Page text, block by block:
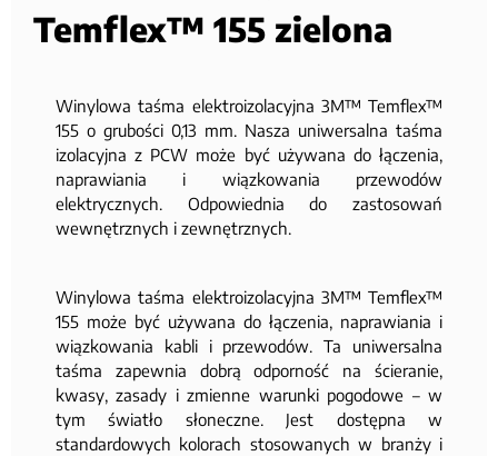
Temflex™ 155 zielona
Winylowa taśma elektroizolacyjna 3M™ Temflex™
155 o grubości 0,13 mm. Nasza uniwersalna taśma
izolacyjna z PCW może być używana do łączenia,
naprawiania i wiązkowania przewodów
elektrycznych. Odpowiednia do zastosowań
wewnętrznych i zewnętrznych.
Winylowa taśma elektroizolacyjna 3M™ Temflex™
155 może być używana do łączenia, naprawiania i
wiązkowania kabli i przewodów. Ta uniwersalna
taśma zapewnia dobrą odporność na ścieranie,
kwasy, zasady i zmienne warunki pogodowe – w
tym światło słoneczne. Jest dostępna w
standardowych kolorach stosowanych w branży i